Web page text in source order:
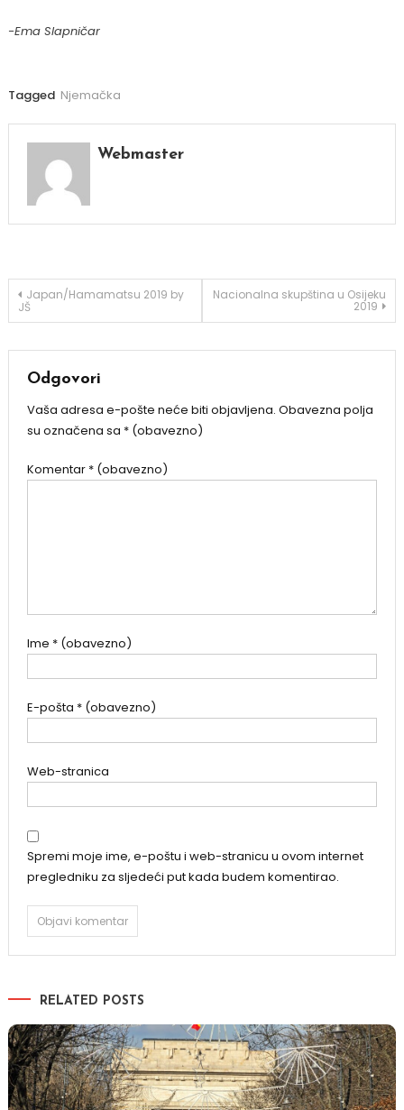
-Ema Slapničar
Tagged Njemačka
Webmaster
Navigacija
Japan/Hamamatsu 2019 by
JŠ
Nacionalna skupština u Osijeku
2019
Odgovori
Vaša adresa e-pošte neće biti objavljena. Obavezna polja
su označena sa * (obavezno)
Komentar * (obavezno)
Ime * (obavezno)
E-pošta * (obavezno)
Web-stranica
Spremi moje ime, e-poštu i web-stranicu u ovom internet
pregledniku za sljedeći put kada budem komentirao.
RELATED POSTS